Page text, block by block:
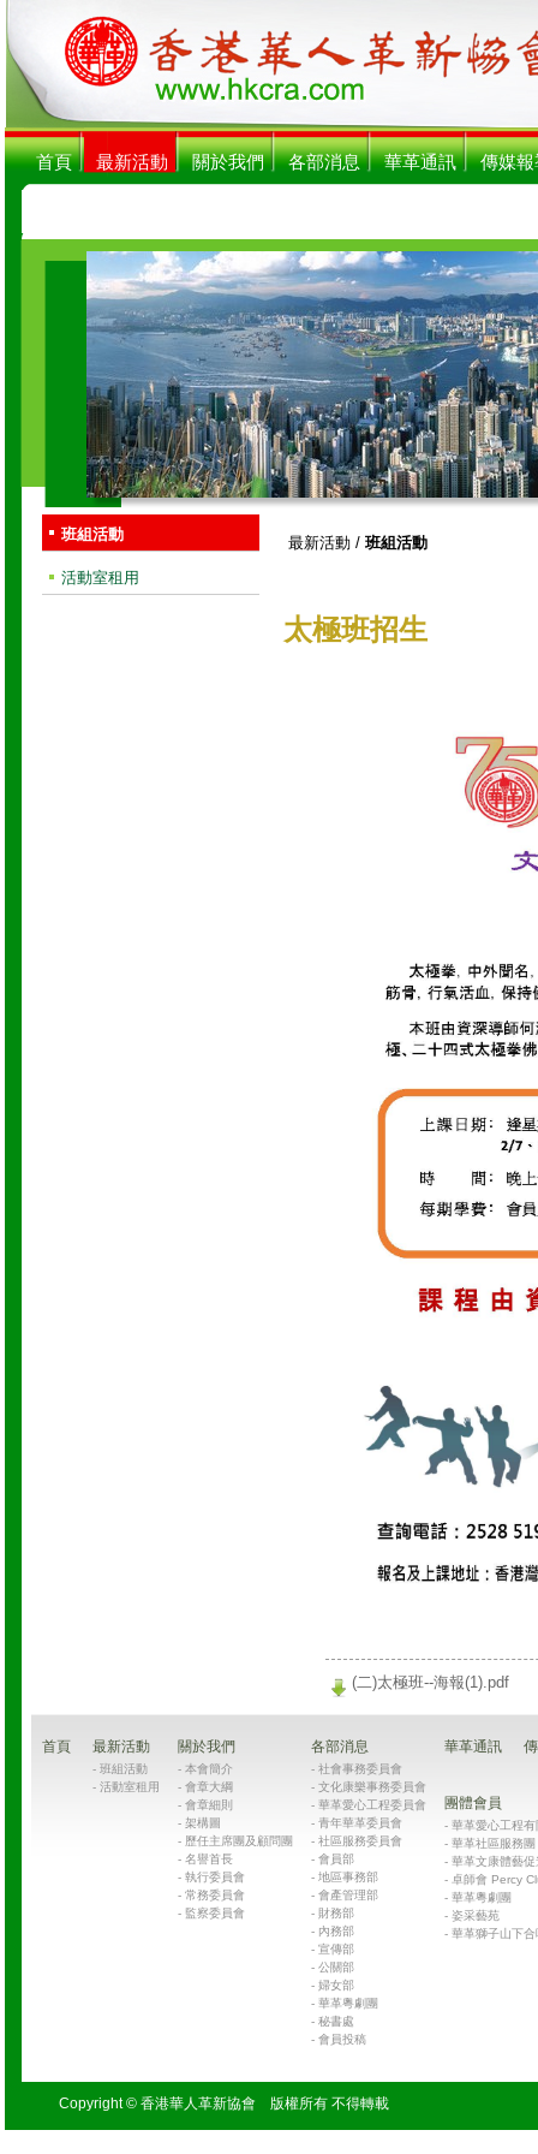
首頁 最新活動 關於我們 各部消息 華革通訊 傳媒報
班組活動
活動室租用
最新活動 / 班組活動
太極班招生
(二)太極班--海報(1).pdf
首頁 最新活動
- 班組活動
- 活動室租用
關於我們
- 本會簡介
- 會章大綱
- 會章細則
- 架構圖
- 歷任主席團及顧問團
- 名譽首長
- 執行委員會
- 常務委員會
- 監察委員會
各部消息
- 社會事務委員會
- 文化康樂事務委員會
- 華革愛心工程委員會
- 青年華革委員會
- 社區服務委員會
- 會員部
- 地區事務部
- 會產管理部
- 財務部
- 內務部
- 宣傳部
- 公關部
- 婦女部
- 華革粵劇團
- 秘書處
- 會員投稿
華革通訊
團體會員
- 華革愛心工程
- 華革社區服務
- 華革文康體藝促
- 卓師會 Percy
- 華革粵劇團
- 姿采藝苑
- 華革獅子山下
Copyright © 香港華人革新協會 版權所有 不得轉載